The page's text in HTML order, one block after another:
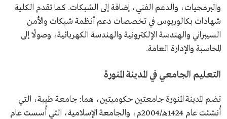
والبرمجيات، والدعم الفني، إضافة إلى الشبكات. كما تقدم الكلية
شهادات بكالوريوس في تخصصات دعم أنظمة شبكات والأمن
السيبراني والهندسة الإلكترونية والهندسة الكهربائية، وصولًا إلى
المحاسبة والإدارة العامة.
التعليم الجامعي في المدينة المنورة
تضم المدينة المنورة جامعتين حكوميتين، هما: جامعة طيبة، التي
أُنشئت عام 1424هـ/2004م، والجامعة الإسلامية، التي أُسست عام